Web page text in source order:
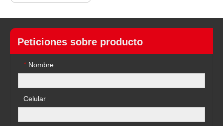
Peticiones sobre producto
* Nombre
Celular